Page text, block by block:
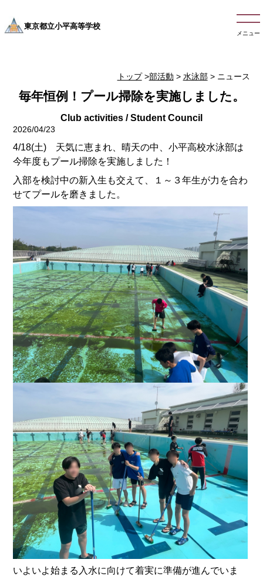
東京都立小平高等学校
メニュー
トップ>部活動 > 水泳部> ニュース
毎年恒例！プール掃除を実施しました。
2026/04/23
4/18(土) 天気に恵まれ、晴天の中、小平高校水泳部は
今年度もプール掃除を実施しました！
入部を検討中の新入生も交えて、１～３年生が力を合わ
せてプールを磨きました。
いよいよ始まる入水に向けて着実に準備が進んでいま